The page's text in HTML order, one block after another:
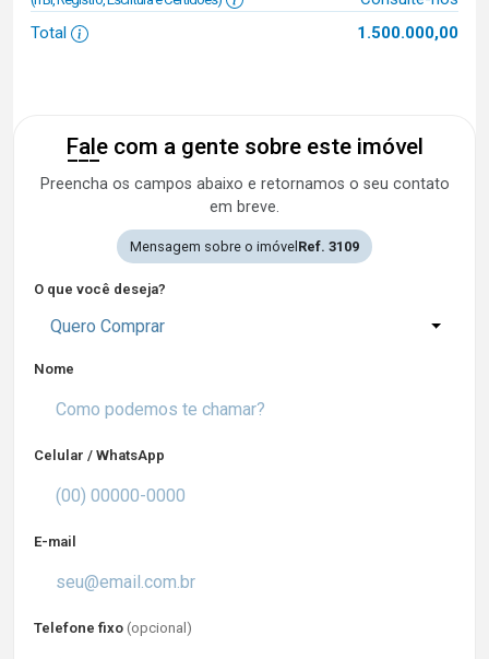
Total
1.500.000,00
Fale com a gente sobre este imóvel
Preencha os campos abaixo e retornamos o seu contato
em breve.
Mensagem sobre o imóvel Ref. 3109
O que você deseja?
Quero Comprar
Nome
Celular / WhatsApp
E-mail
Telefone fixo (opcional)